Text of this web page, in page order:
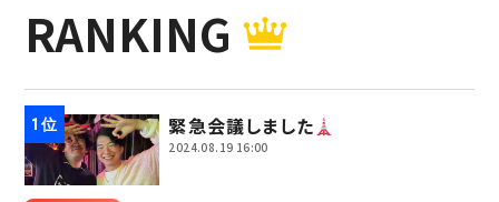
RANKING
緊急会議しました
2024.08.19 16:00